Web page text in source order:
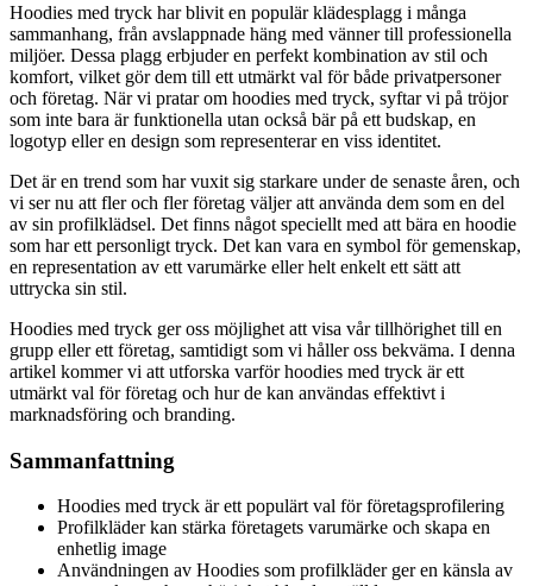
Hoodies med tryck har blivit en populär klädesplagg i många
sammanhang, från avslappnade häng med vänner till professionella
miljöer. Dessa plagg erbjuder en perfekt kombination av stil och
komfort, vilket gör dem till ett utmärkt val för både privatpersoner
och företag. När vi pratar om hoodies med tryck, syftar vi på tröjor
som inte bara är funktionella utan också bär på ett budskap, en
logotyp eller en design som representerar en viss identitet.
Det är en trend som har vuxit sig starkare under de senaste åren, och
vi ser nu att fler och fler företag väljer att använda dem som en del
av sin profilklädsel. Det finns något speciellt med att bära en hoodie
som har ett personligt tryck. Det kan vara en symbol för gemenskap,
en representation av ett varumärke eller helt enkelt ett sätt att
uttrycka sin stil.
Hoodies med tryck ger oss möjlighet att visa vår tillhörighet till en
grupp eller ett företag, samtidigt som vi håller oss bekväma. I denna
artikel kommer vi att utforska varför hoodies med tryck är ett
utmärkt val för företag och hur de kan användas effektivt i
marknadsföring och branding.
Sammanfattning
Hoodies med tryck är ett populärt val för företagsprofilering
Profilkläder kan stärka företagets varumärke och skapa en
enhetlig image
Användningen av Hoodies som profilkläder ger en känsla av